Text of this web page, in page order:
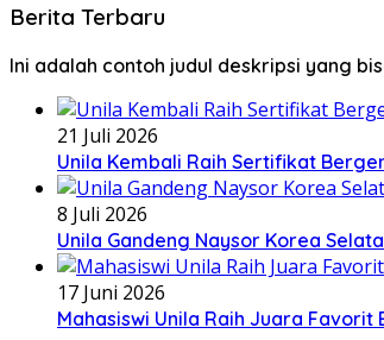
Berita Terbaru
Ini adalah contoh judul deskripsi yang
21 Juli 2026
Unila Kembali Raih Sertifikat
8 Juli 2026
Unila Gandeng Naysor Korea
17 Juni 2026
Mahasiswi Unila Raih Juara Favorit